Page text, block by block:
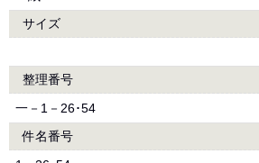
サイズ
整理番号
一－1－26･54
件名番号